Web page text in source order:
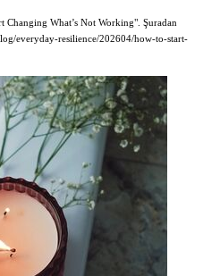
What’s Not Working". Şuradan
everyday-resilience/202604/how-to-start-